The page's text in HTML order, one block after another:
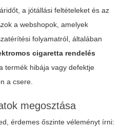
a jótállási feltételeket és az
a webshopok, amelyek
folyamatról, általában
cigaretta rendelés
termék hibája vagy defektje
a csere.
megosztása
érdemes őszinte véleményt írni: